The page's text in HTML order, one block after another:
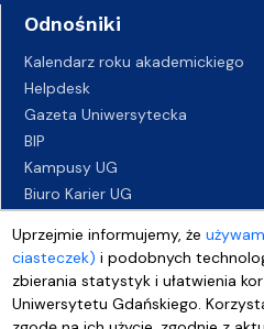
Uprzejmie informujemy, że
ciasteczek) i podobnych
zbierania statystyk i ułatwienia
Uniwersytetu Gdańskiego.
Odnośniki
Kalendarz roku akademickiego
Helpdesk
Gazeta Uniwersytecka
BIP
Kampusy UG
Biuro Karier UG
Deklaracja dostępności